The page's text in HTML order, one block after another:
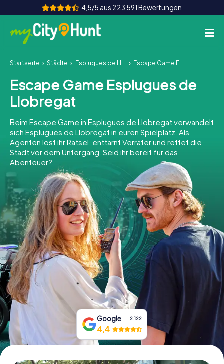
4,5/5 aus 223.591 Bewertungen
So funktioniert's
Städte
Teamevent
Tickets
INT AT CH
DE
ES
FR UK
IE
IT
NL
Tickets buchen
Gutscheine bestellen
Startseite Städte Esplugues de Llobregat Escape Game Esplugues de Llobregat
Escape Game Esplugues de
Llobregat
Beim Escape Game in Esplugues de Llobregat verwandelt
sich Esplugues de Llobregat in euren Spielplatz. Als
Agenten löst ihr Rätsel, enttarnt Verräter und rettet die
Stadt vor dem Untergang. Seid ihr bereit für das
Abenteuer?
Google 2.122
4,4